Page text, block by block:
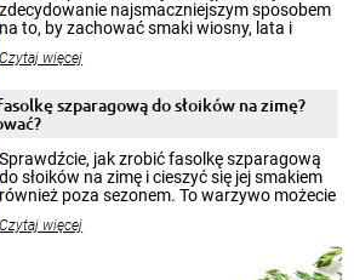
zdecydowanie najsmaczniejszym sposobem
na to, by zachować smaki wiosny, lata i
krajobrazów, by cieszyć nimi oko w sezonie
pełni poczuć atmosferę cieplejszych
miesięcy. Przygotowanie słoików ze
patenty, które pozwolą zachować świeżość
przetworów.
Czytaj więcej
szparagową do słoików na zimę?
Sprawdźcie, jak zrobić fasolkę szparagową
do słoików na zimę i cieszyć się jej smakiem
również poza sezonem. To warzywo możecie
nasze propozycje!
Czytaj więcej